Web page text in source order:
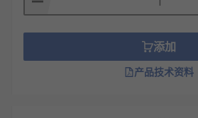
添加
产品技术资料